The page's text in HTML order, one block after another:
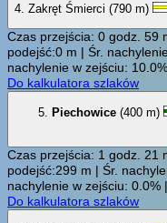
4. Zakręt Śmierci (790 m)
Czas przejścia: 0 godz. 59
podejść:0 m | Śr.
nachylenie w zejściu:
Do kalkulatora szlaków
5. Piechowice(400 m)
Czas przejścia: 1 godz. 21
podejść:299 m | Śr.
nachylenie w zejściu: 0.0%
Do kalkulatora szlaków